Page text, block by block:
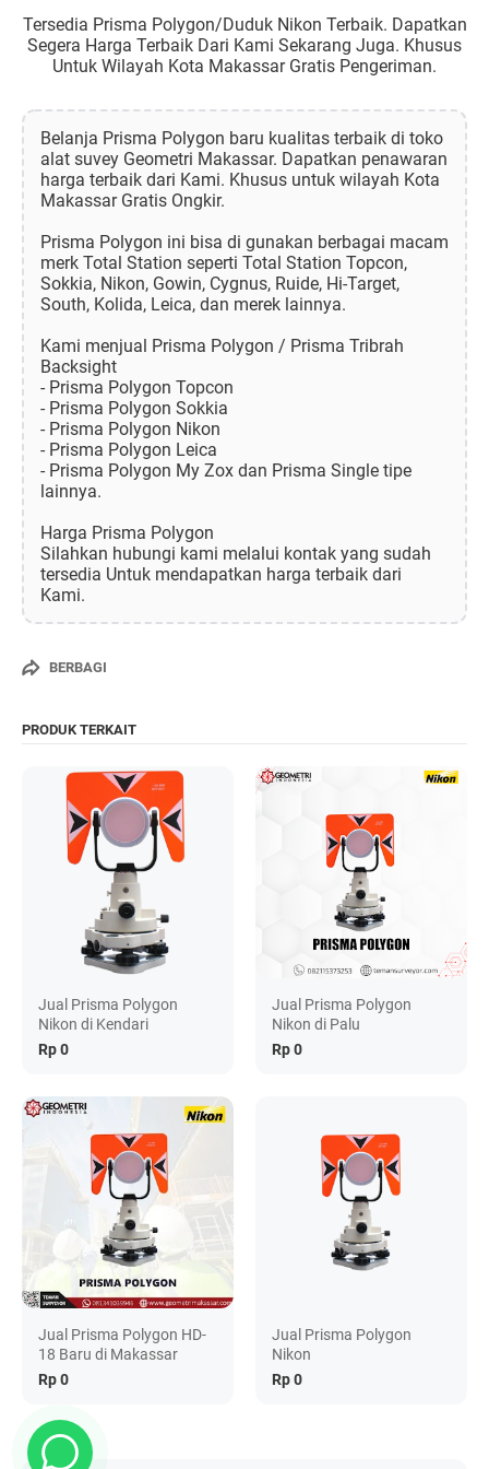
Tersedia Prisma Polygon/Duduk Nikon Terbaik. Dapatkan
Segera Harga Terbaik Dari Kami Sekarang Juga. Khusus
Untuk Wilayah Kota Makassar Gratis Pengeriman.
Belanja Prisma Polygon baru kualitas terbaik di toko
alat suvey Geometri Makassar. Dapatkan penawaran
harga terbaik dari Kami. Khusus untuk wilayah Kota
Makassar Gratis Ongkir.
Prisma Polygon ini bisa di gunakan berbagai macam
merk Total Station seperti Total Station Topcon,
Sokkia, Nikon, Gowin, Cygnus, Ruide, Hi-Target,
South, Kolida, Leica, dan merek lainnya.
Kami menjual Prisma Polygon / Prisma Tribrah
Backsight
- Prisma Polygon Topcon
- Prisma Polygon Sokkia
- Prisma Polygon Nikon
- Prisma Polygon Leica
- Prisma Polygon My Zox dan Prisma Single tipe
lainnya.
Harga Prisma Polygon
Silahkan hubungi kami melalui kontak yang sudah
tersedia Untuk mendapatkan harga terbaik dari
Kami.
BERBAGI
PRODUK TERKAIT
Jual Prisma Polygon
Nikon di Kendari
Rp 0
Jual Prisma Polygon
Nikon di Palu
Rp 0
Jual Prisma Polygon HD-
18 Baru di Makassar
Rp 0
Jual Prisma Polygon
Nikon
Rp 0